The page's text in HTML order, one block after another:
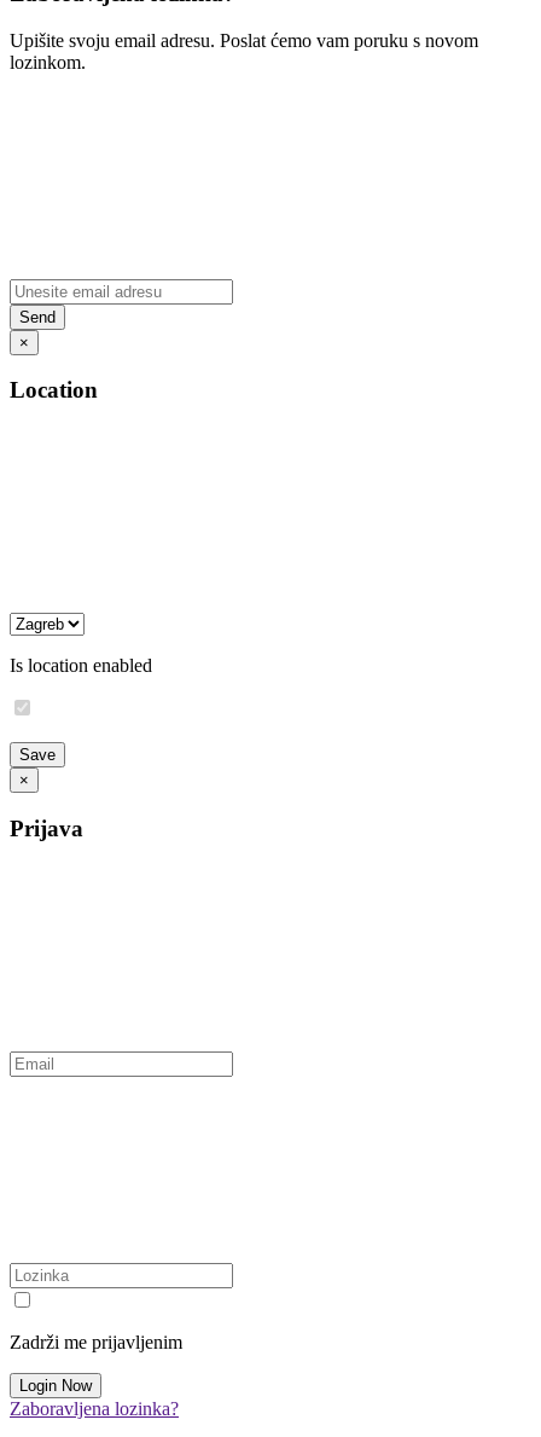
Upišite svoju email adresu. Poslat ćemo vam poruku s novom
lozinkom.
×
Location
Is location enabled
×
Prijava
Zadrži me prijavljenim
Zaboravljena lozinka?